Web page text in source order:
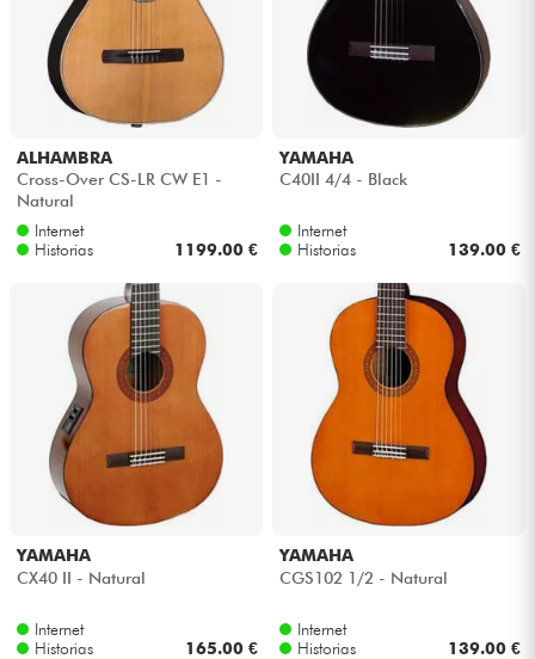
ALHAMBRA
Cross-Over CS-LR CW E1 -
Natural
Internet
Historias
1199.00 €
YAMAHA
C40II 4/4 - Black
Internet
Historias
139.00 €
YAMAHA
CX40 II - Natural
Internet
Historias
165.00 €
YAMAHA
CGS102 1/2 - Natural
Internet
Historias
139.00 €